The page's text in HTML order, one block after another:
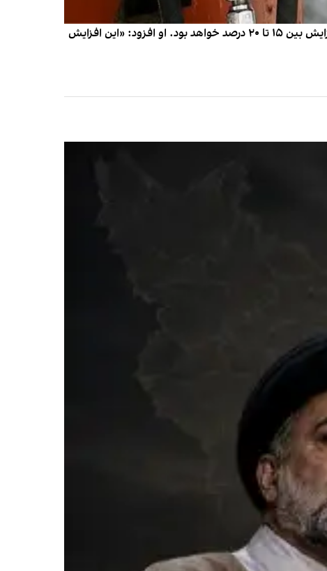
علی‌اصغر نخعی‌راد، عضو کمیسیون شوراهای مجلس اعلام کرد که قیمت بنزین در سال آینده افزایش خواهد یافت که این افزایش بین ۱۵ تا ۲۰ درصد خواهد بود. او افزود: «این افزایش